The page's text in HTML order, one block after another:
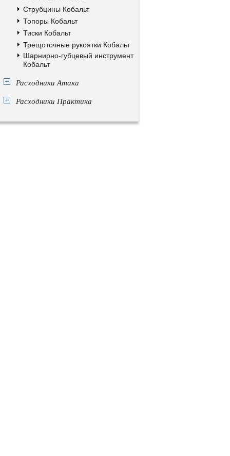
Струбцины Кобальт
Топоры Кобальт
Тиски Кобальт
Трещоточные рукоятки Кобальт
Шарнирно-губцевый инструмент
Кобальт
Расходники Атака
Расходники Практика